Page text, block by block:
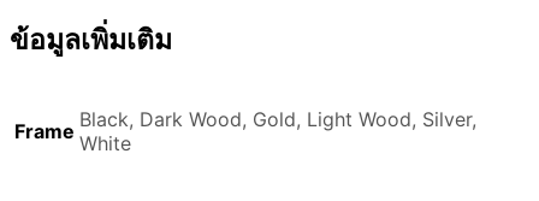
ข้อมูลเพิ่มเติม
Frame Black, Dark Wood, Gold, Light Wood, Silver,
White